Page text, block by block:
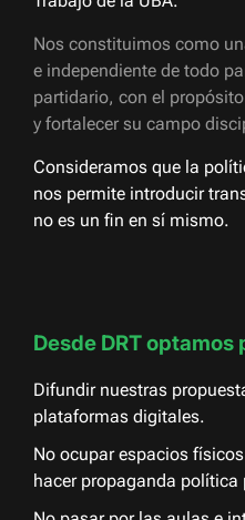
Nos constituimos como
e independiente de todo
partidario, con el
y fortalecer su campo
Consideramos que la
nos permite introducir
no es un fin en sí mismo.
Desde DRT optamos
Difundir nuestras
plataformas digitales.
No ocupar espacios
hacer propaganda